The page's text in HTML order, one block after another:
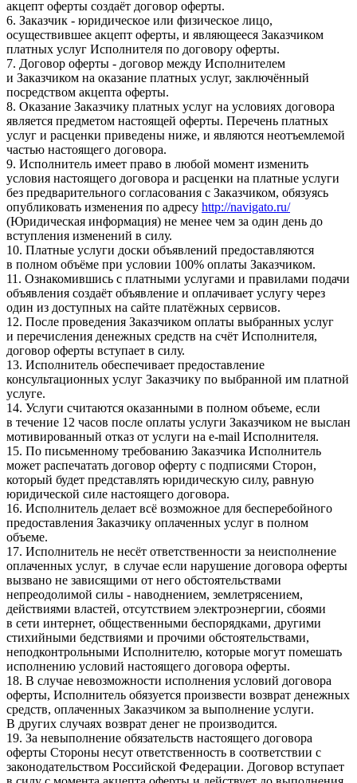
акцепт оферты создаёт договор оферты.
6. Заказчик - юридическое или физическое лицо,
осуществившее акцепт оферты, и являющееся Заказчиком
платных услуг Исполнителя по договору оферты.
7. Договор оферты - договор между Исполнителем
и Заказчиком на оказание платных услуг, заключённый
посредством акцепта оферты.
8. Оказание Заказчику платных услуг на условиях договора
является предметом настоящей оферты. Перечень платных
услуг и расценки приведены ниже, и являются неотъемлемой
частью настоящего договора.
9. Исполнитель имеет право в любой момент изменить
условия настоящего договора и расценки на платные услуги
без предварительного согласования с Заказчиком, обязуясь
опубликовать изменения по адресу http://navigato.ru/
(Юридическая информация) не менее чем за один день до
вступления изменений в силу.
10. Платные услуги доски объявлений предоставляются
в полном объёме при условии 100% оплаты Заказчиком.
11. Ознакомившись с платными услугами и правилами подачи
объявления создаёт объявление и оплачивает услугу через
один из доступных на сайте платёжных сервисов.
12. После проведения Заказчиком оплаты выбранных услуг
и перечисления денежных средств на счёт Исполнителя,
договор оферты вступает в силу.
13. Исполнитель обеспечивает предоставление
консультационных услуг Заказчику по выбранной им платной
услуге.
14. Услуги считаются оказанными в полном объеме, если
в течение 12 часов после оплаты услуги Заказчиком не выслан
мотивированный отказ от услуги на e-mail Исполнителя.
15. По письменному требованию Заказчика Исполнитель
может распечатать договор оферту с подписями Сторон,
который будет представлять юридическую силу, равную
юридической силе настоящего договора.
16. Исполнитель делает всё возможное для бесперебойного
предоставления Заказчику оплаченных услуг в полном
объеме.
17. Исполнитель не несёт ответственности за неисполнение
оплаченных услуг, в случае если нарушение договора оферты
вызвано не зависящими от него обстоятельствами
непреодолимой силы - наводнением, землетрясением,
действиями властей, отсутствием электроэнергии, сбоями
в сети интернет, общественными беспорядками, другими
стихийными бедствиями и прочими обстоятельствами,
неподконтрольными Исполнителю, которые могут помешать
исполнению условий настоящего договора оферты.
18. В случае невозможности исполнения условий договора
оферты, Исполнитель обязуется произвести возврат денежных
средств, оплаченных Заказчиком за выполнение услуги.
В других случаях возврат денег не производится.
19. За невыполнение обязательств настоящего договора
оферты Стороны несут ответственность в соответствии с
законодательством Российской Федерации. Договор вступает